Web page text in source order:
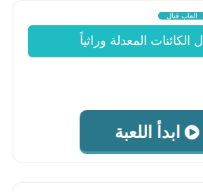
العاب قتال
الكائنات المعدلة وراثياً
ابدأ اللعبة